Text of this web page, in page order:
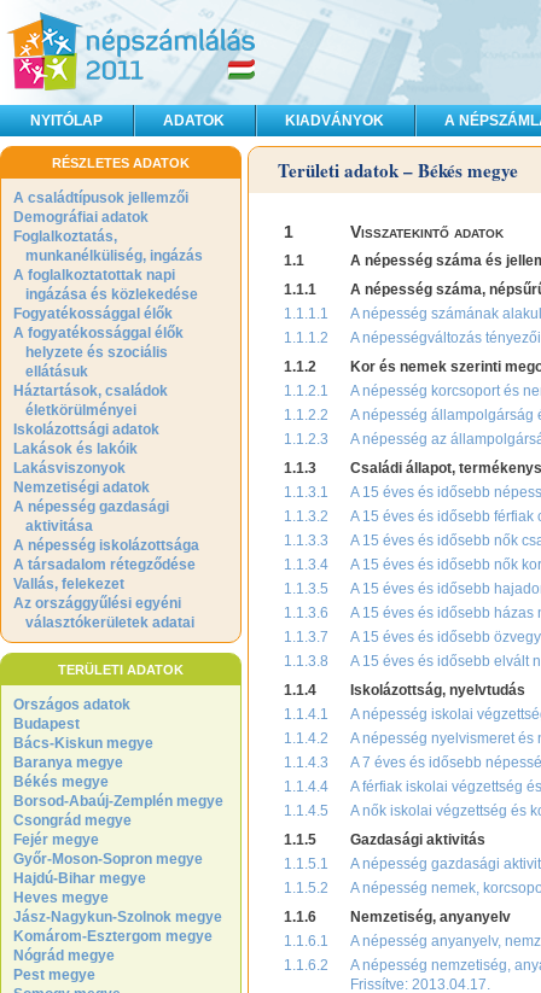
NYITÓLAP ADATOK KIADVÁNYOK A
RÉSZLETES ADATOK
A családtípusok jellemzői
Demográfiai adatok
Foglalkoztatás,
munkanélküliség, ingázás
A foglalkoztatottak napi
ingázása és közlekedése
Fogyatékossággal élők
A fogyatékossággal élők
helyzete és szociális
ellátásuk
Háztartások, családok
életkörülményei
Iskolázottsági adatok
Lakások és lakóik
Lakásviszonyok
Nemzetiségi adatok
A népesség gazdasági
aktivitása
A népesség iskolázottsága
A társadalom rétegződése
Vallás, felekezet
Az országgyűlési egyéni
választókerületek adatai
TERÜLETI ADATOK
Országos adatok
Budapest
Bács-Kiskun megye
Baranya megye
Békés megye
Borsod-Abaúj-Zemplén megye
Csongrád megye
Fejér megye
Győr-Moson-Sopron megye
Hajdú-Bihar megye
Heves megye
Jász-Nagykun-Szolnok megye
Komárom-Esztergom megye
Nógrád megye
Pest megye
Területi adatok – Békés megye
1 Visszatekintő adatok
1.1
A népesség száma és
1.1.1
A népesség száma,
1.1.1.1
A népesség számának
1.1.1.2
A népességváltozás tényezői
1.1.2
Kor és nemek szerinti
1.1.2.1
A népesség korcsoport és
1.1.2.2
A népesség állampolgárság
1.1.2.3
A népesség az
1.1.3
Családi állapot,
1.1.3.1
A 15 éves és idősebb
1.1.3.2
A 15 éves és idősebb
1.1.3.3
A 15 éves és idősebb nők
1.1.3.4
A 15 éves és idősebb nők
1.1.3.5
A 15 éves és idősebb
1.1.3.6
A 15 éves és idősebb házas
1.1.3.7
A 15 éves és idősebb
1.1.3.8
A 15 éves és idősebb elvált
1.1.4
Iskolázottság, nyelvtudás
1.1.4.1
A népesség iskolai
1.1.4.2
A népesség nyelvismeret és
1.1.4.3
A 7 éves és idősebb
1.1.4.4
A férfiak iskolai végzettség
1.1.4.5
A nők iskolai végzettség és
1.1.5
Gazdasági aktivitás
1.1.5.1
A népesség gazdasági
1.1.5.2
A népesség nemek,
1.1.6
Nemzetiség, anyanyelv
1.1.6.1
A népesség anyanyelv,
1.1.6.2
A népesség nemzetiség,
Frissítve: 2013.04.17.